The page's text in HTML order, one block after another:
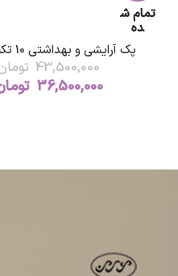
تمام ش
ده
پک آرایشی و بهداشتی 10 تکه لانکوم
43,500,000
36,500,000